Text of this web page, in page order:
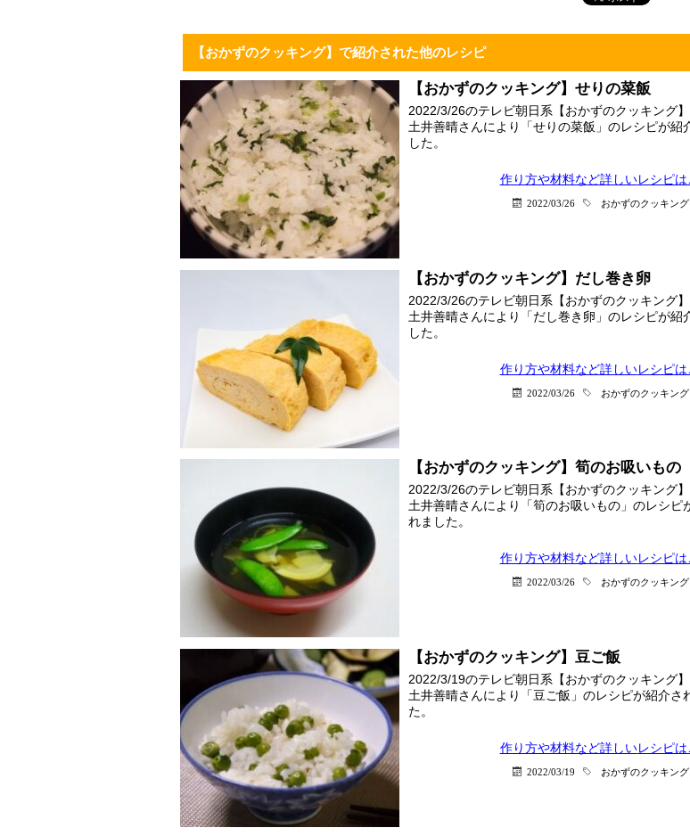
【おかずのクッキング】で紹介された他のレシピ
【おかずのクッキング】せりの菜飯
2022/3/26のテレビ朝日系【おかずのクッキング】
土井善晴さんにより「せりの菜飯」のレシピが紹
した。
作り方や材料など詳しいレシピは
2022/03/26 おかずのクッキング
【おかずのクッキング】だし巻き卵
2022/3/26のテレビ朝日系【おかずのクッキング】
土井善晴さんにより「だし巻き卵」のレシピが紹
した。
作り方や材料など詳しいレシピは
2022/03/26 おかずのクッキング
【おかずのクッキング】筍のお吸いもの
2022/3/26のテレビ朝日系【おかずのクッキング】
土井善晴さんにより「筍のお吸いもの」のレシピ
れました。
作り方や材料など詳しいレシピは
2022/03/26 おかずのクッキング
【おかずのクッキング】豆ご飯
2022/3/19のテレビ朝日系【おかずのクッキング】
土井善晴さんにより「豆ご飯」のレシピが紹介さ
た。
作り方や材料など詳しいレシピは
2022/03/19 おかずのクッキング